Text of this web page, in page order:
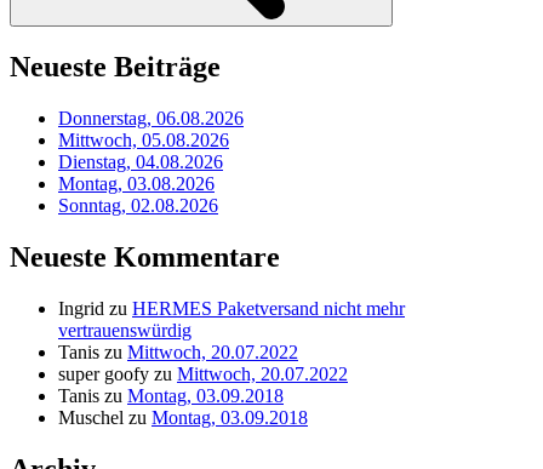
Neueste Beiträge
Donnerstag, 06.08.2026
Mittwoch, 05.08.2026
Dienstag, 04.08.2026
Montag, 03.08.2026
Sonntag, 02.08.2026
Neueste Kommentare
Ingrid zu HERMES Paketversand nicht mehr
vertrauenswürdig
Tanis zu Mittwoch, 20.07.2022
super goofy zu Mittwoch, 20.07.2022
Tanis zu Montag, 03.09.2018
Muschel zu Montag, 03.09.2018